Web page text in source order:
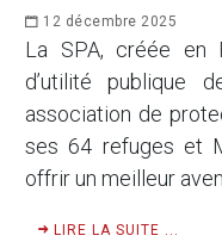
12 décembre 2025
La SPA, créée en
d’utilité publique
association de
ses 64 refuges et
offrir un meilleur
LIRE LA SUITE ...